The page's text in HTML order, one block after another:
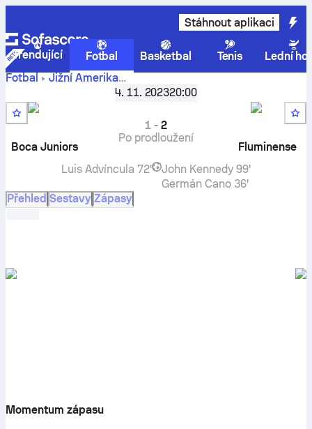
Stáhnout aplikaci
Trendující Fotbal Basketbal Tenis
Lední
Fotbal
Jižní Amerika
CONMEBOL Libertadores, Vyřazovací fáze
Boca Juniors
– živé výsledky, vzájemné
zápasy, tabulka a tip
4. 11. 202320:00
Boca Juniors
1-2
Po prodloužení
Fluminense
Luis Advíncula 72' John Kennedy 99'
Germán Cano 36'
Přehled Sestavy Zápasy
Momentum zápasu